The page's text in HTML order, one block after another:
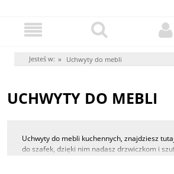
Jesteś w: » Uchwyty do mebli
UCHWYTY DO MEBLI
Uchwyty do mebli kuchennych, znajdziesz
do szafek, dzięki nim nadasz drzwiczkom i